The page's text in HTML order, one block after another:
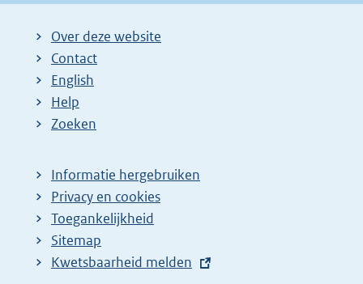
Over deze website
Contact
English
Help
Zoeken
Informatie hergebruiken
Privacy en cookies
Toegankelijkheid
Sitemap
E
Kwetsbaarheid melden